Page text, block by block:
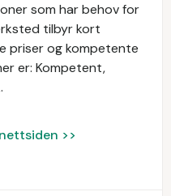
som har behov for
tilbyr kort
priser og kompetente
er: Kompetent,
>>